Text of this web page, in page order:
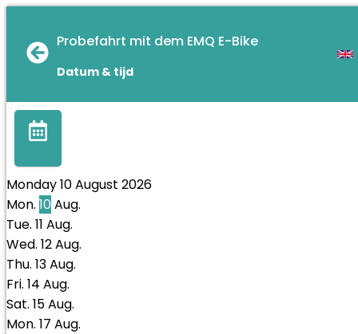
Probefahrt mit dem EMQ E-Bike
Datum & tijd
Monday 10 August 2026
Mon. 10 Aug.
Tue. 11 Aug.
Wed. 12Aug.
Thu. 13Aug.
Fri. 14 Aug.
Sat. 15Aug.
Mon. 17 Aug.